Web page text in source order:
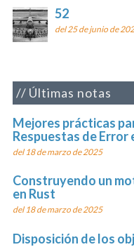
52
del 25 de junio de
Últimas notas
Mejores prácticas
Respuestas de Error
del 18 de marzo de 2025
Construyendo un
en Rust
del 18 de marzo de 2025
Disposición de los